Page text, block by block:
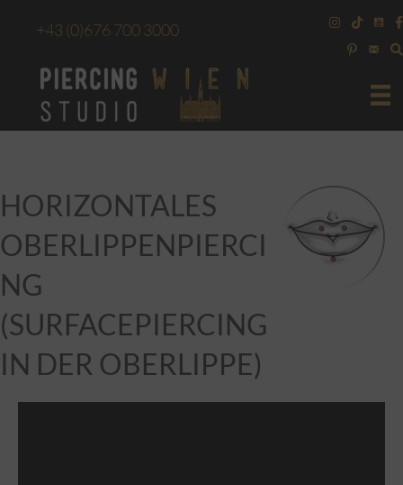
+43 (0)676 700 3000
HORIZONTALES
OBERLIPPENPIERCI
NG
(SURFACEPIERCING
IN DER OBERLIPPE)